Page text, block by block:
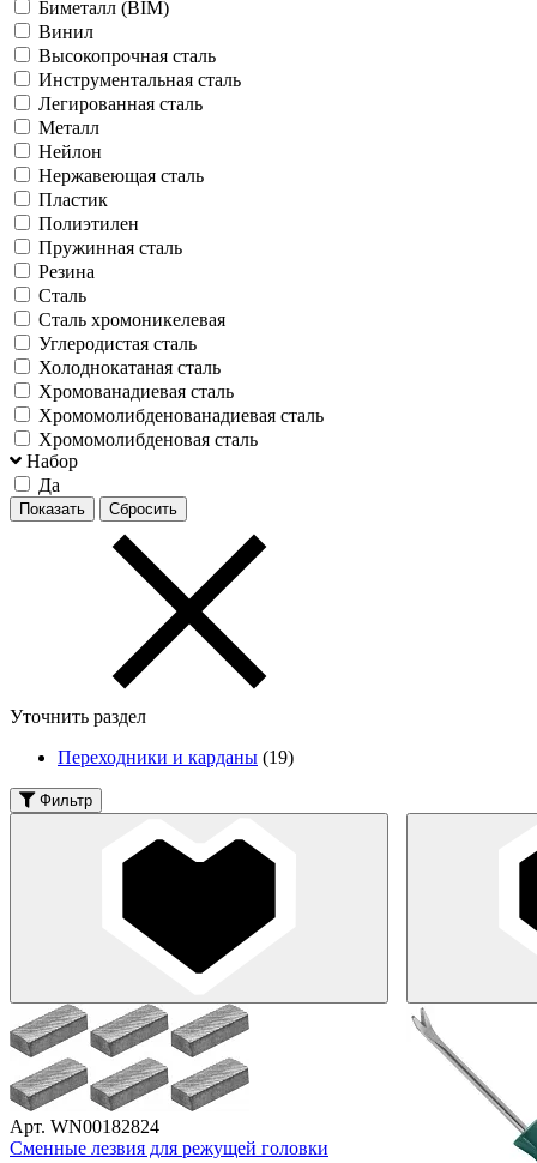
Биметалл (BIM)
Винил
Высокопрочная сталь
Инструментальная сталь
Легированная сталь
Металл
Нейлон
Нержавеющая сталь
Пластик
Полиэтилен
Пружинная сталь
Резина
Сталь
Сталь хромоникелевая
Углеродистая сталь
Холоднокатаная сталь
Хромованадиевая сталь
Хромомолибденованадиевая сталь
Хромомолибденовая сталь
Набор
Да
Уточнить раздел
Переходники и карданы (19)
Фильтр
Арт. WN00182824
Сменные лезвия для режущей головки